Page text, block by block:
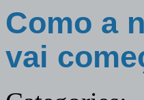
Como a
vai